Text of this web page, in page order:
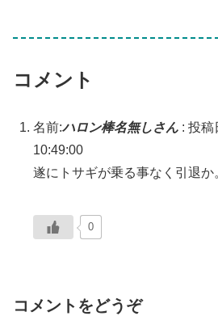
コメント
名前:ハロン棒名無しさん : 投稿
10:49:00
遂にトサギが乗る事なく引退か
0
コメントをどうぞ